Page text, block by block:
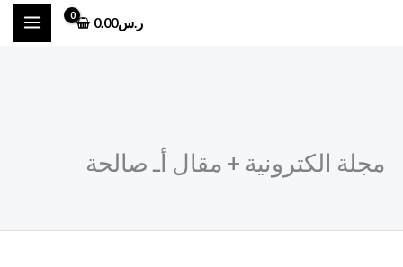
ر.س0.00
مجلة الكترونية + مقال أـ صالحة